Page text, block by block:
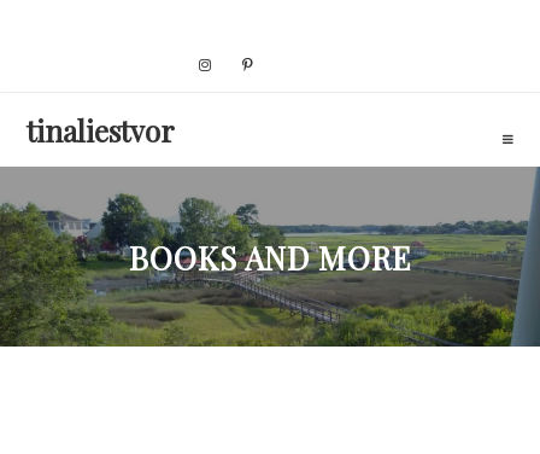
tinaliestvor
BOOKS AND MORE